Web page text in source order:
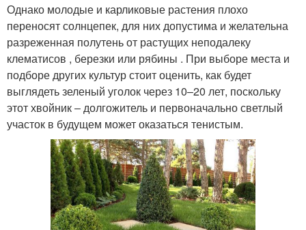
Однако молодые и карликовые растения плохо
переносят солнцепек, для них допустима и желательна
разреженная полутень от растущих неподалеку
клематисов , березки или рябины . При выборе места и
подборе других культур стоит оценить, как будет
выглядеть зеленый уголок через 10–20 лет, поскольку
этот хвойник ‒ долгожитель и первоначально светлый
участок в будущем может оказаться тенистым.